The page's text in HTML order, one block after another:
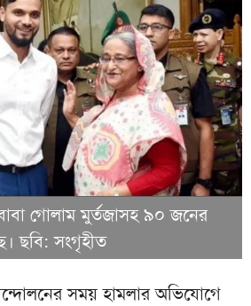
গোলাম মুর্তজাসহ ৯০ জনের
ছবি: সংগৃহীত
সময় হামলার অভিযোগে